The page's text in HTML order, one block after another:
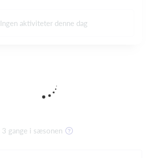
Ingen aktiviteter denne dag
3 gange i sæsonen